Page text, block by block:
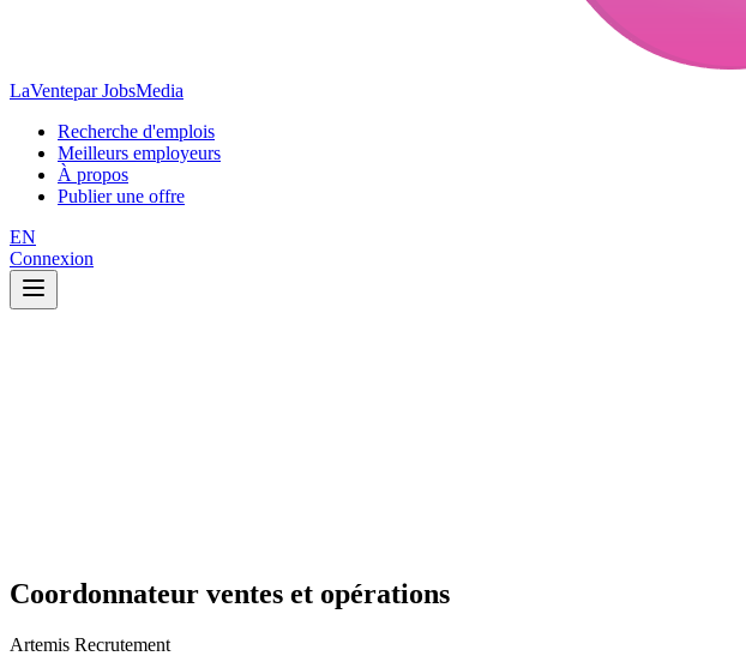
LaVentepar JobsMedia
Recherche d'emplois
Meilleurs employeurs
À propos
Publier une offre
EN
Connexion
Coordonnateur ventes et opérations
Artemis Recrutement